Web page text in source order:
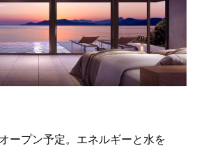
ープン予定。エネルギーと水を